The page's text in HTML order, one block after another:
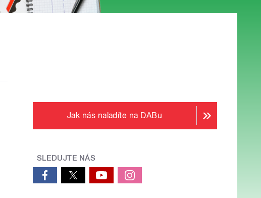
Jak nás naladíte na DABu
SLEDUJTE NÁS